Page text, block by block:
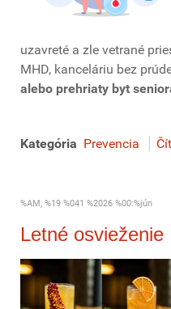
uzavreté a zle vetrané
MHD, kanceláriu bez
alebo prehriaty byt
Kategória Prevencia
%AM, %19 %041 %2026 %00:%jún
Letné osvieženie